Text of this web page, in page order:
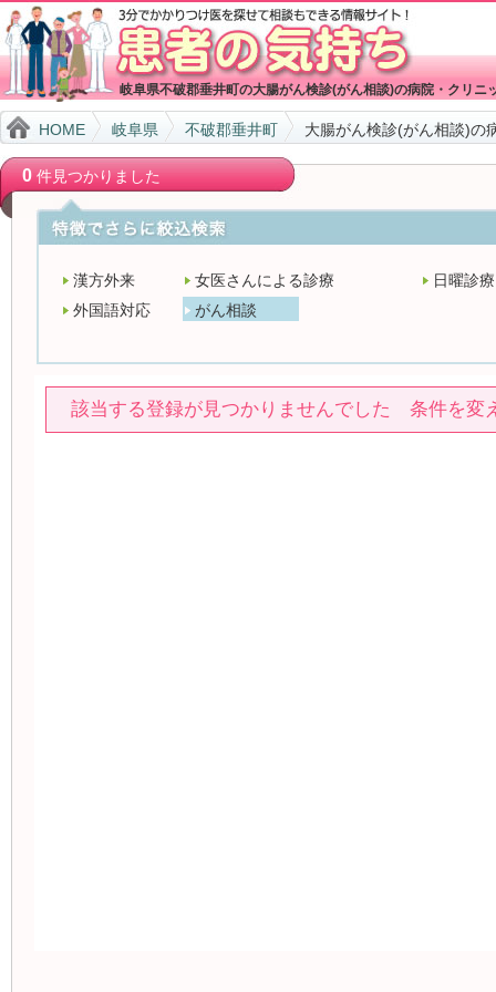
岐阜県不破郡垂井町の大腸がん検診(がん相談)の病院・クリニ
HOME 岐阜県 不破郡垂井町 大腸がん検診(がん相談)の
0件見つかりました
漢方外来 女医さんによる診療
日曜診療
外国語対応
がん相談
該当する登録が見つかりませんでした 条件を